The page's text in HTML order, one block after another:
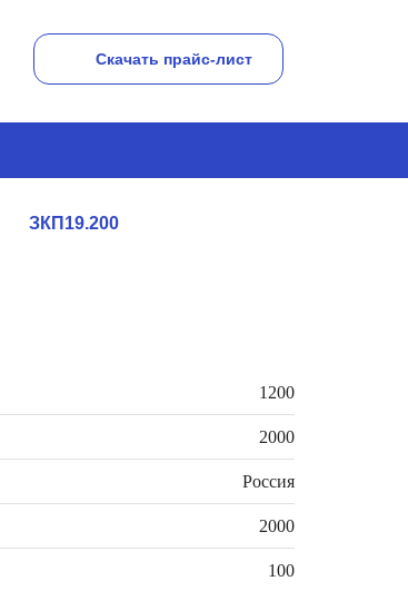
Скачать прайс-лист
ЗКП19.200
1200
2000
Россия
2000
100